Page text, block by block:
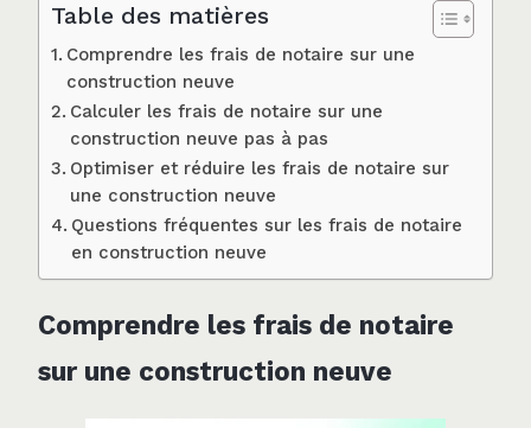
Table des matières
Comprendre les frais de notaire sur une
construction neuve
Calculer les frais de notaire sur une
construction neuve pas à pas
Optimiser et réduire les frais de notaire sur
une construction neuve
Questions fréquentes sur les frais de notaire
en construction neuve
Comprendre les frais de notaire
sur une construction neuve